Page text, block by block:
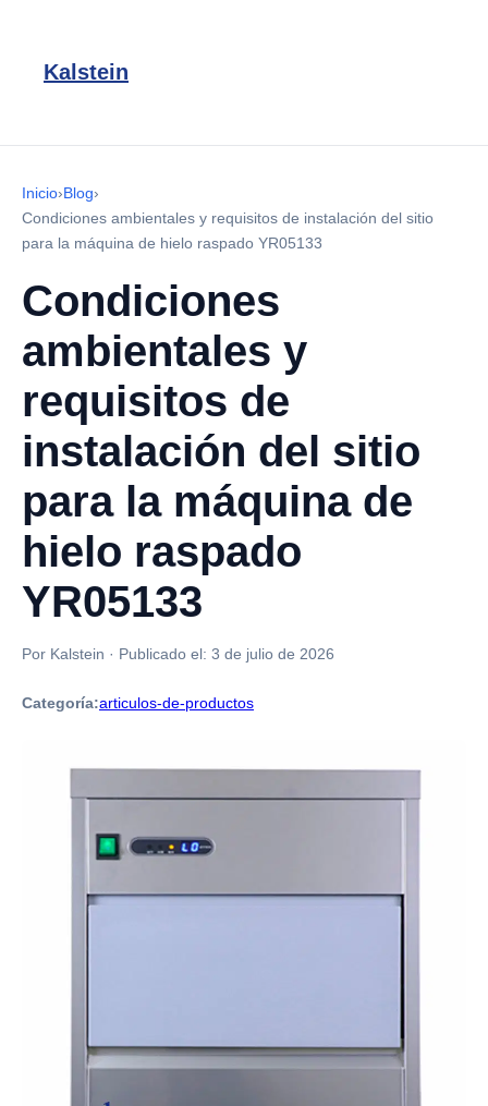
Kalstein
Inicio›Blog›
Condiciones ambientales y requisitos de instalación del sitio
para la máquina de hielo raspado YR05133
Condiciones
ambientales y
requisitos de
instalación del sitio
para la máquina de
hielo raspado
YR05133
Por Kalstein · Publicado el: 3 de julio de 2026
Categoría:articulos-de-productos